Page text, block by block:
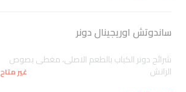
ساندوتش اوريجينال دونر
شرائح دونر الكباب بالطعم الاصلى، مغطى بصوص
الرانش غير متاح